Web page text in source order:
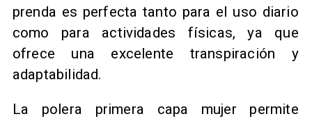
prenda es perfecta tanto para el uso diario
como para actividades físicas, ya que
ofrece una excelente transpiración y
adaptabilidad.
La polera primera capa mujer permite